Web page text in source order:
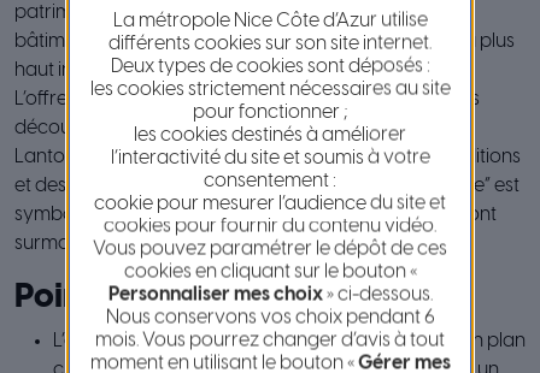
patrimoine architectural qui s’exprime par de beaux
bâtiments religieux et des témoignages historiques du plus
haut intérêt.
L’offre culturelle, sportive et festive incite à de multiples
découvertes.
Lantosque est aussi un ambassadeur attentif des traditions
et des saveurs de son terroir. Sa devise, “Cantar se libre” est
symbolisée par son emblème : un passereau sur un pont
surmontée d’une rose.
Points d’intérêt
L’église Saint-Pons domine le village et présente un plan
La métropole Nice Côte d’Azur utilise
différents cookies sur son site internet.
Deux types de cookies sont déposés :
les cookies strictement nécessaires au site
pour fonctionner ;
les cookies destinés à améliorer
l’interactivité du site et soumis à votre
consentement :
cookie pour mesurer l’audience du site et
cookies pour fournir du contenu vidéo.
Vous pouvez paramétrer le dépôt de ces
cookies en cliquant sur le bouton «
Personnaliser mes choix» ci-dessous.
Nous conservons vos choix pendant 6
mois. Vous pourrez changer d’avis à tout
moment en utilisant le bouton «Gérer mes